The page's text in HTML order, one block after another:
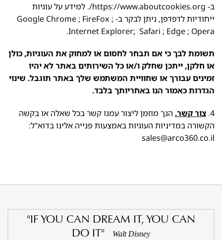
ב- https://www.aboutcookies.org/ . למידע על עוגיות
ייחודיות לדפדפן, ניתן לבקר ב-
Google Chrome ; FireFox ;
Internet Explorer; Safari ; Edge ; Opera
.
תשומת לבך כי אם תבחר לחסום או למחוק את העוגיות, כולן
או חלקן, ייתכן שחלק ו/או כל השירותים באתר לא יהיו
זמיניםעבורךאו שחוויית המשתמש שלך באתר תוגבל. שינוי
הגדרות כאמור הנו באחריותך בלבד.
4. צור קשר. הנך מוזמן ליצור עמנו קשר בכל שאלה או בקשה
הקשורה במדיניות העוגיות באמצעות פנייה אלינו בדוא"ל:
sales@arco360.co.il
"IF YOU CAN DREAM IT, YOU CAN
DO IT"
Walt Disney